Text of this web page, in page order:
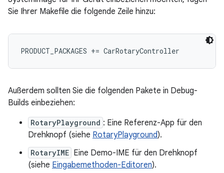
Sie Ihrer Makefile die folgende Zeile hinzu:
Außerdem sollten Sie die folgenden Pakete in Debug-
Builds einbeziehen:
RotaryPlayground : Eine Referenz-App für den
Drehknopf (siehe RotaryPlayground).
RotaryIME Eine Demo-IME für den Drehknopf
(siehe Eingabemethoden-Editoren).